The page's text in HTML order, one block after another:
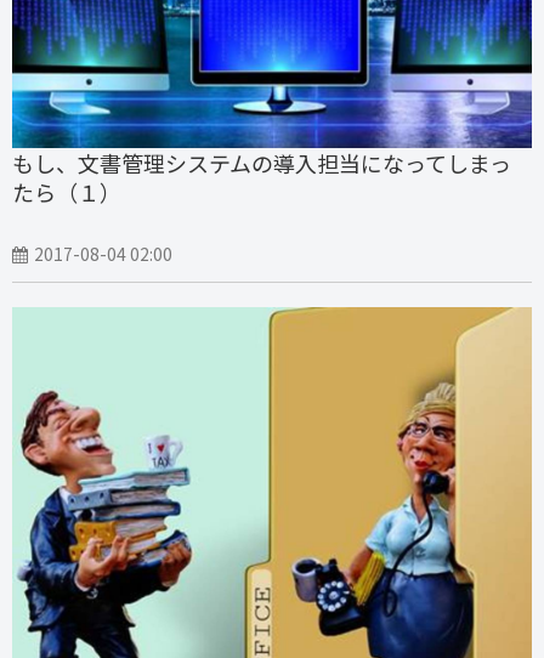
もし、文書管理システムの導入担当になってしまっ
たら（１）
2017-08-04 02:00